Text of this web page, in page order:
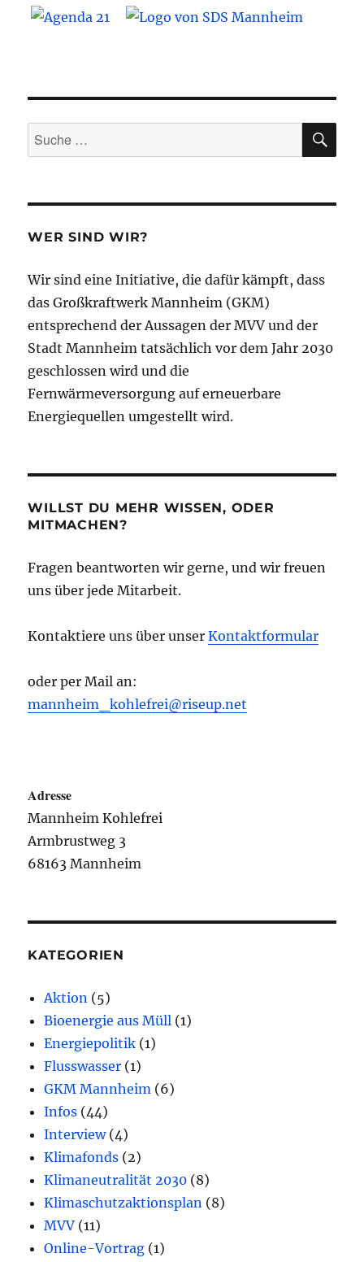
Suche
nach:
WER SIND WIR?
Wir sind eine Initiative, die dafür kämpft, dass
das Großkraftwerk Mannheim (GKM)
entsprechend der Aussagen der MVV und der
Stadt Mannheim tatsächlich vor dem Jahr 2030
geschlossen wird und die
Fernwärmeversorgung auf erneuerbare
Energiequellen umgestellt wird.
WILLST DU MEHR WISSEN, ODER
MITMACHEN?
Fragen beantworten wir gerne, und wir freuen
uns über jede Mitarbeit.
Kontaktiere uns über unserKontaktformular
oder per Mail an:
mannheim_kohlefrei@riseup.net
Adresse
Mannheim Kohlefrei
Armbrustweg 3
68163 Mannheim
KATEGORIEN
Aktion (5)
Bioenergie aus Müll (1)
Energiepolitik (1)
Flusswasser (1)
GKM Mannheim (6)
Infos (44)
Interview(4)
Klimafonds (2)
Klimaneutralität 2030 (8)
Klimaschutzaktionsplan (8)
MVV (11)
Online-Vortrag (1)